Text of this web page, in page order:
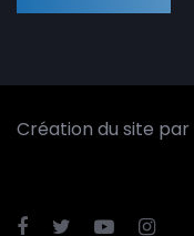
Création du site par